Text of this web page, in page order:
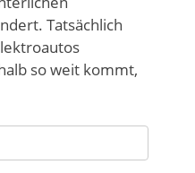
Tatsächlich
so weit kommt,